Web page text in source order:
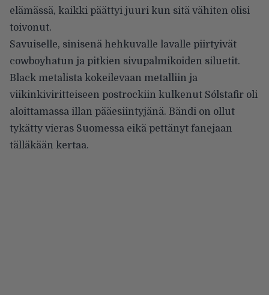
elämässä, kaikki päättyi juuri kun sitä vähiten olisi
toivonut.
Savuiselle, sinisenä hehkuvalle lavalle piirtyivät
cowboyhatun ja pitkien sivupalmikoiden siluetit.
Black metalista kokeilevaan metalliin ja
viikinkiviritteiseen postrockiin kulkenut Sólstafir oli
aloittamassa illan pääesiintyjänä. Bändi on ollut
tykätty vieras Suomessa eikä pettänyt fanejaan
tälläkään kertaa.